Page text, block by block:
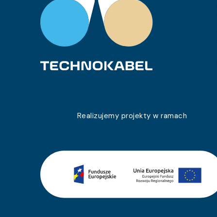
Realizujemy projekty w ramach